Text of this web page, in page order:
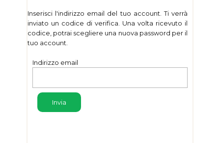
Inserisci l'indirizzo email del tuo account. Ti verrà
inviato un codice di verifica. Una volta ricevuto il
codice, potrai scegliere una nuova password per il
tuo account.
Indirizzo email
Invia